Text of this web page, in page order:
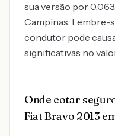
sua versão por
Campinas. Lembre-
condutor pode
significativas no
Onde cotar
Fiat Bravo 2013